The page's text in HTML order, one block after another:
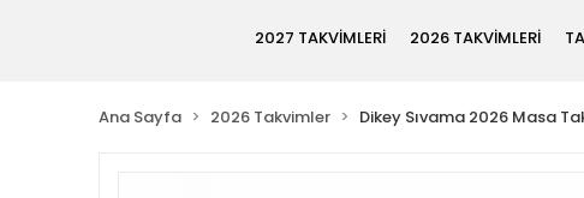
2027 TAKVİMLERİ 2026 TAKVİMLERİ
Ana Sayfa 2026 Takvimler Dikey Sıvama 2026 Masa